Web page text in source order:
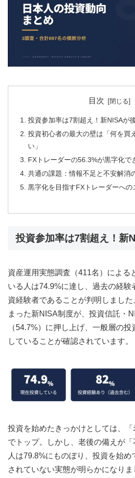
目次
投資参加率は7割超え！新NISAが
投資初心者の最大の壁は「何を買
い」
FXトレーダーの56.3%が黒字化で
共通の課題：情報不足と不安解消
黒字化を目指すFXトレーダーへの
投資参加率は7割超え！新
資産運用実態調査（411名）による
いる人は74.9%に達し、過去の経験
資経験者であることが判明しまし
まった新NISA制度が、投資信託・
（54.7%）に押し上げ、一般層の
していることが確認されています。
投資を始めたきっかけとしては、
でトップ。しかし、老後の備えが
人は79.8%にものぼり、投資を始
されていない実態が明らかになりま